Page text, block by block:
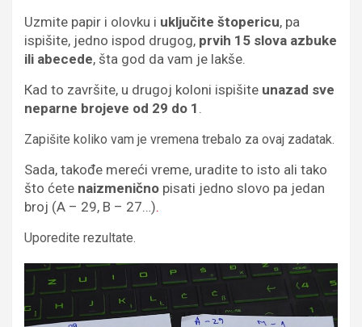
Uzmite papir i olovku i uključite štopericu, pa
ispišite, jedno ispod drugog, prvih 15 slova azbuke
ili abecede, šta god da vam je lakše.
Кad to završite, u drugoj koloni ispišite unazad sve
neparne brojeve od 29 do 1 .
Zapišite koliko vam je vremena trebalo za ovaj zadatak.
Sada, takođe mereći vreme, uradite to isto ali tako
što ćete naizmenično pisati jedno slovo pa jedan
broj (A – 29, B – 27…).
Uporedite rezultate.